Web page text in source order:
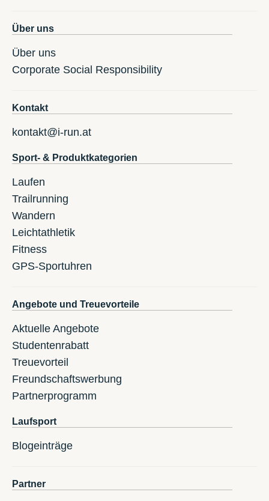
Über uns
Über uns
Corporate Social Responsibility
Kontakt
kontakt@i-run.at
Sport- & Produktkategorien
Laufen
Trailrunning
Wandern
Leichtathletik
Fitness
GPS-Sportuhren
Angebote und Treuevorteile
Aktuelle Angebote
Studentenrabatt
Treuevorteil
Freundschaftswerbung
Partnerprogramm
Laufsport
Blogeinträge
Partner